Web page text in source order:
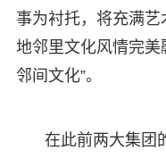
事为衬托，将充满
地邻里文化风情完美
邻间文化”。
在此前两大集团